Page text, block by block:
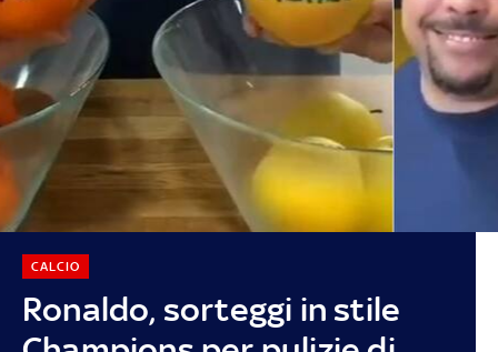
Ronaldo, sorteggi in stile
CALCIO